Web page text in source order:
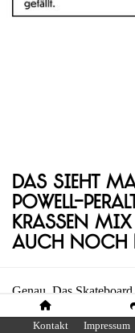
HOME
Das sieht
Powell-
krassen Mix
auch noch
Genau. Das
verschieden, von dem,
Kontakt Impressum